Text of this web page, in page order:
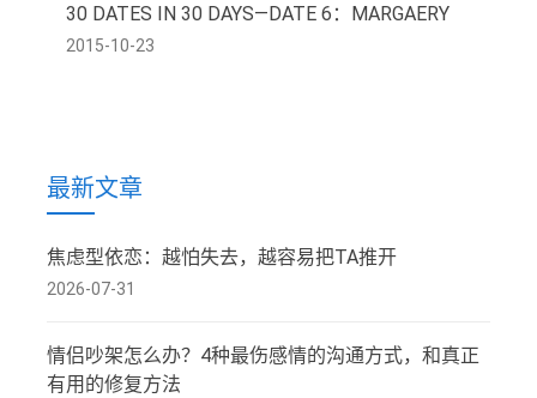
30 DATES IN 30 DAYS—DATE 6：MARGAERY
2015-10-23
最新文章
焦虑型依恋：越怕失去，越容易把TA推开
2026-07-31
情侣吵架怎么办？4种最伤感情的沟通方式，和真正
有用的修复方法